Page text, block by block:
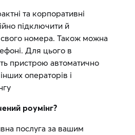
та корпоративні
підключити й
номера. Також можна
Для цього в
пристрою автоматично
операторів і
роумінг?
послуга за вашим